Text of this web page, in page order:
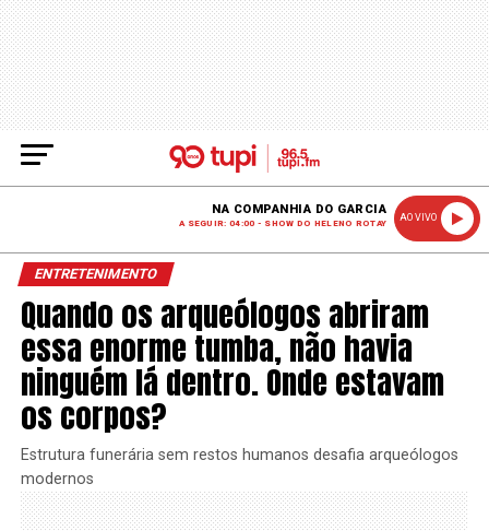
NA COMPANHIA DO GARCIA
A SEGUIR: 04:00 - SHOW DO HELENO ROTAY
AO VIVO
ENTRETENIMENTO
Quando os arqueólogos abriram
essa enorme tumba, não havia
ninguém lá dentro. Onde estavam
os corpos?
Estrutura funerária sem restos humanos desafia arqueólogos
modernos